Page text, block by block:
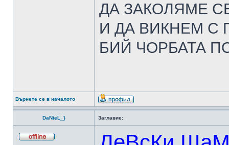
ДА ЗАКОЛЯМЕ
И ДА ВИКНЕМ С
БИЙ ЧОРБАТА
Върнете се в началото
DaNieL_} Заглавие: